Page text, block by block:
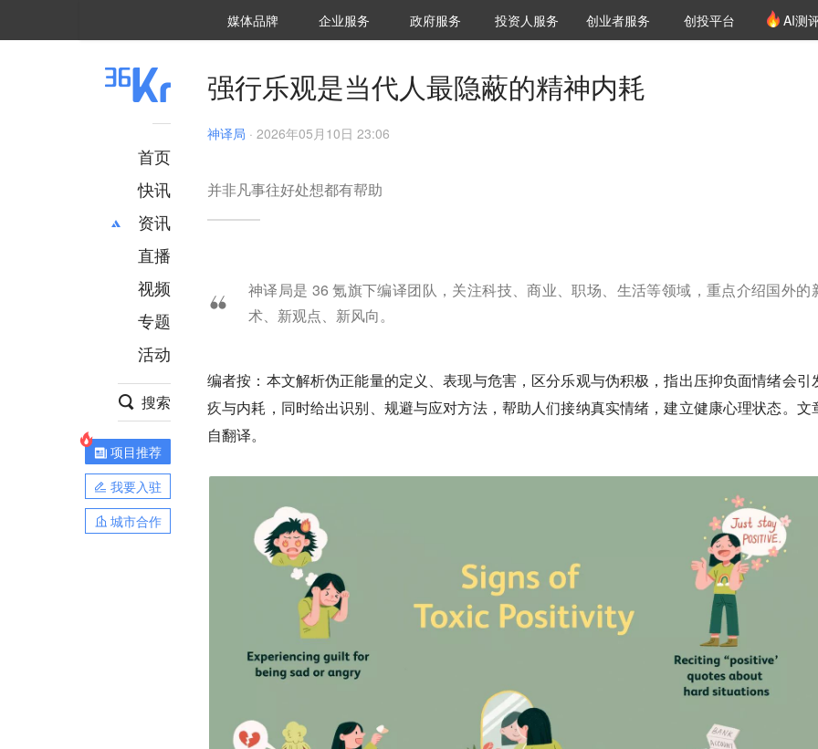
媒体品牌 36Kr研究院
企业服务 城市之窗
政府服务 VClub投资机构库
投资机构职位推介
投资人服务 创投氪堂
创业者服务 创投平台 AI测
首页
快讯
资讯
推荐
财经
项目推荐
安徽
直播
视频
专题
活动
搜索
项目推荐
我要入驻
城市合作
强行乐观是当代人最隐蔽的精神内耗
神译局 · 2026年05月10日 23:06
并非凡事往好处想都有帮助
神译局是 36 氪旗下编译团队，关注科技、商业、职场、生活等领域，重点介绍国外的
术、新观点、新风向。
编者按：本文解析伪正能量的定义、表现与危害，区分乐观与伪积极，指出压抑负面情绪会引
疚与内耗，同时给出识别、规避与应对方法，帮助人们接纳真实情绪，建立健康心理状态。文
自翻译。